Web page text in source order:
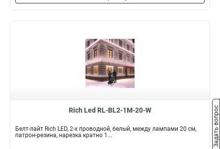
Rich Led RL-BL2-1M-20-W
Белт-лайт Rich LED, 2-х проводной, белый, между лампами 20 см,
патрон-резина, нарезка кратно 1...
Задать вопрос